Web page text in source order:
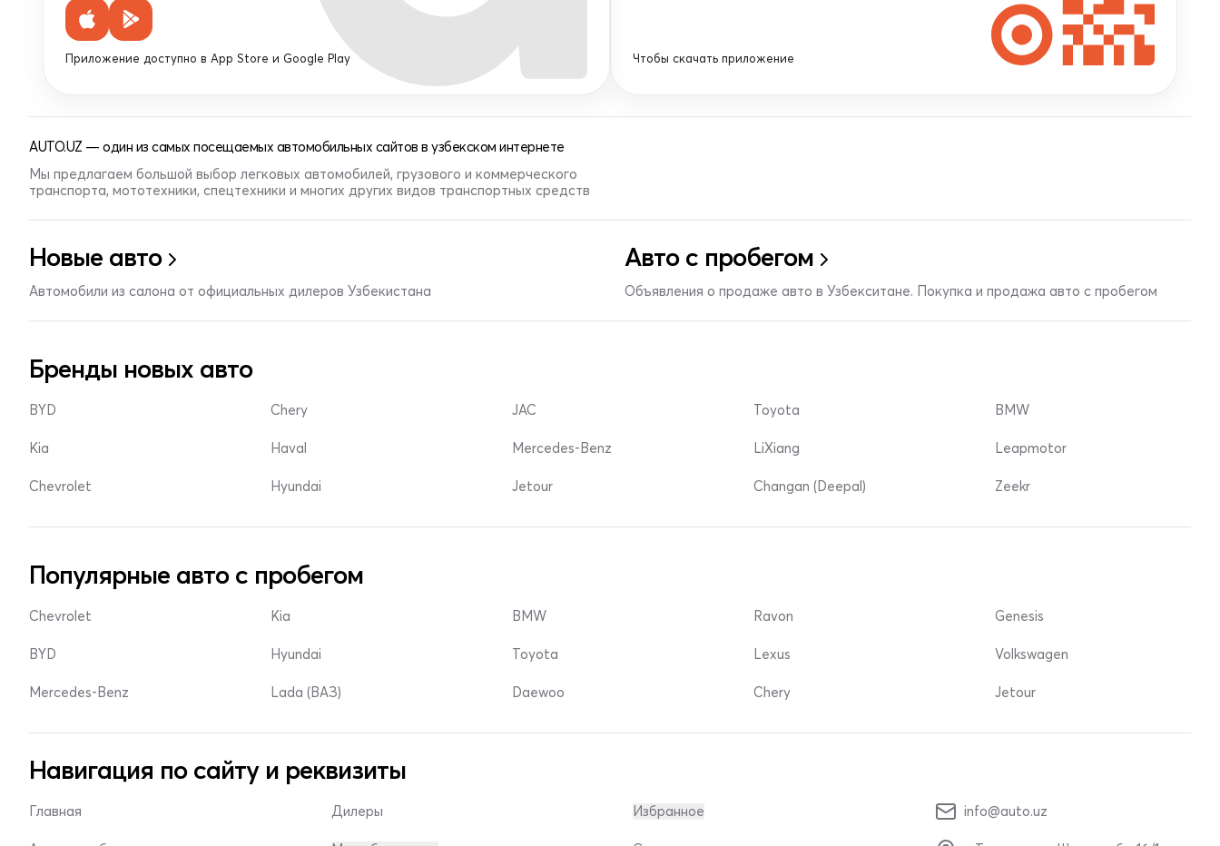
Приложение доступно в App Store и Google Play Чтобы скачать приложение
AUTO.UZ — один из самых посещаемых автомобильных сайтов в узбекском интернете
Мы предлагаем большой выбор легковых автомобилей, грузового и коммерческого
транспорта, мототехники, спецтехники и многих других видов транспортных средств
Новые авто
Автомобили из салона от официальных дилеров Узбекистана
Авто с пробегом
Объявления о продаже авто в Узбекситане. Покупка и продажа авто с пробегом
Бренды новых авто
BYD
Kia
Chevrolet
Chery
Haval
Hyundai
JAC
Mercedes-Benz
Jetour
Toyota
LiXiang
Changan (Deepal)
BMW
Leapmotor
Zeekr
Популярные авто с пробегом
Chevrolet
BYD
Mercedes-Benz
Kia
Hyundai
Lada (ВАЗ)
BMW
Toyota
Daewoo
Ravon
Lexus
Chery
Genesis
Volkswagen
Jetour
Навигация по сайту и реквизиты
Главная Дилеры Избранное info@auto.uz